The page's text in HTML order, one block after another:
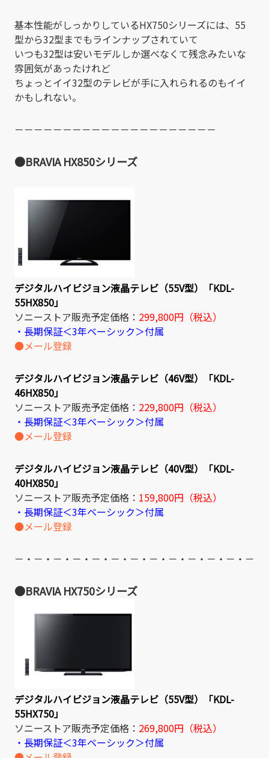
基本性能がしっかりしているHX750シリーズには、55
型から32型までもラインナップされていて
いつも32型は安いモデルしか選べなくて残念みたいな
雰囲気があったけれど
ちょっとイイ32型のテレビが手に入れられるのもイイ
かもしれない。
－－－－－－－－－－－－－－－－－－－－－
●BRAVIA HX850シリーズ
デジタルハイビジョン液晶テレビ（55V型）「KDL-
55HX850」
ソニーストア販売予定価格： 299,800円（税込）
・長期保証＜3年ベーシック＞付属
●メール登録
デジタルハイビジョン液晶テレビ（46V型）「KDL-
46HX850」
ソニーストア販売予定価格： 229,800円（税込）
・長期保証＜3年ベーシック＞付属
●メール登録
デジタルハイビジョン液晶テレビ（40V型）「KDL-
40HX850」
ソニーストア販売予定価格： 159,800円（税込）
・長期保証＜3年ベーシック＞付属
●メール登録
－・－・－・－・－・－・－・－・－・－・－・－・－
●BRAVIA HX750シリーズ
デジタルハイビジョン液晶テレビ（55V型）「KDL-
55HX750」
ソニーストア販売予定価格： 269,800円（税込）
・長期保証＜3年ベーシック＞付属